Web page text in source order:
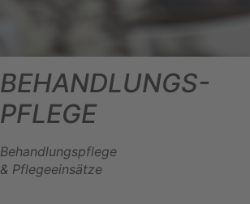
BEHANDLUNGS-
PFLEGE
Behandlungspflege
& Pflegeeinsätze